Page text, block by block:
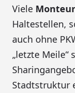
Viele
Haltestellen,
auch ohne
„letzte Meile“
Stadtstruktur